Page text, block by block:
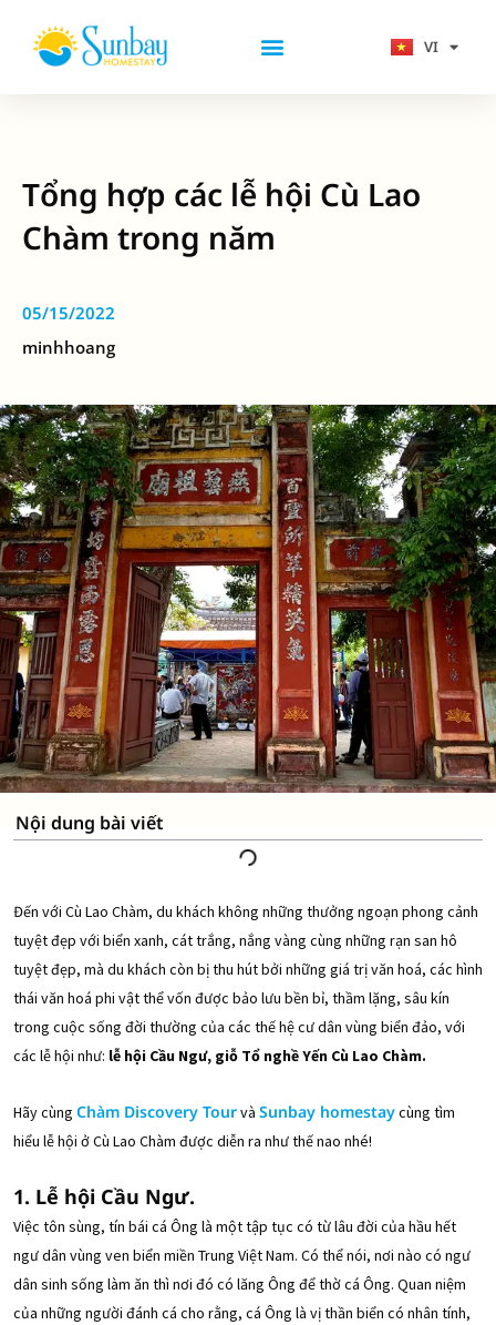
VI
EN
Tổng hợp các lễ hội Cù Lao
Chàm trong năm
05/15/2022
minhhoang
Nội dung bài viết
Đến với Cù Lao Chàm, du khách không những thưởng ngoạn phong cảnh
tuyệt đẹp với biển xanh, cát trắng, nắng vàng cùng những rạn san hô
tuyệt đẹp, mà du khách còn bị thu hút bởi những giá trị văn hoá, các hình
thái văn hoá phi vật thể vốn được bảo lưu bền bỉ, thầm lặng, sâu kín
trong cuộc sống đời thường của các thế hệ cư dân vùng biển đảo, với
các lễ hội như: lễ hội Cầu Ngư, giỗ Tổ nghề Yến Cù Lao Chàm.
Hãy cùng Chàm Discovery Tourvà Sunbay homestaycùng tìm
hiểu lễ hội ở Cù Lao Chàm được diễn ra như thế nao nhé!
1. Lễ hội Cầu Ngư.
Việc tôn sùng, tín bái cá Ông là một tập tục có từ lâu đời của hầu hết
ngư dân vùng ven biển miền Trung Việt Nam. Có thể nói, nơi nào có ngư
dân sinh sống làm ăn thì nơi đó có lăng Ông để thờ cá Ông. Quan niệm
của những người đánh cá cho rằng, cá Ông là vị thần biển có nhân tính,